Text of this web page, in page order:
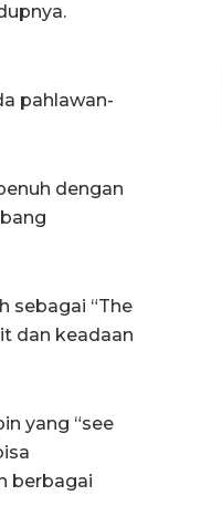
pahlawan-
dengan
sebagai “The
dan keadaan
yang “see
berbagai